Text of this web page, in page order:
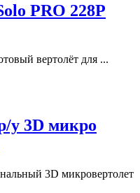
PRO 228P
вертолёт для ...
у 3D микро
3D микровертолет